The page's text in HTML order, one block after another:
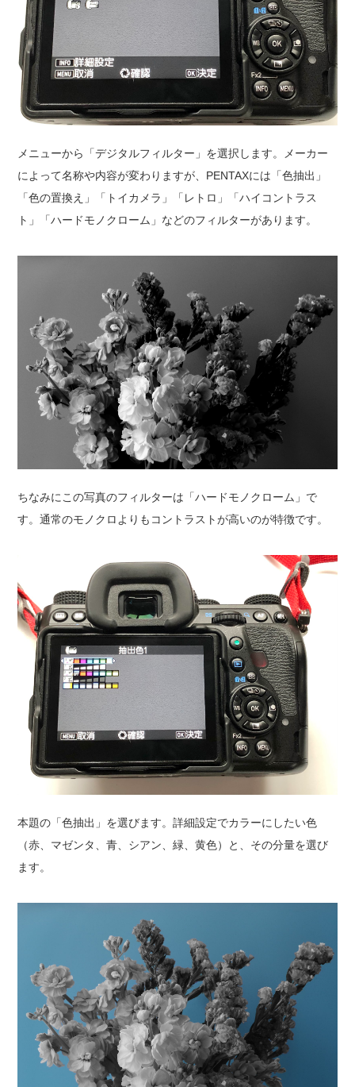
メニューから「デジタルフィルター」を選択します。メーカー
によって名称や内容が変わりますが、PENTAXには「色抽出」
「色の置換え」「トイカメラ」「レトロ」「ハイコントラス
ト」「ハードモノクローム」などのフィルターがあります。
ちなみにこの写真のフィルターは「ハードモノクローム」で
す。通常のモノクロよりもコントラストが高いのが特徴です。
本題の「色抽出」を選びます。詳細設定でカラーにしたい色
（赤、マゼンタ、青、シアン、緑、黄色）と、その分量を選び
ます。